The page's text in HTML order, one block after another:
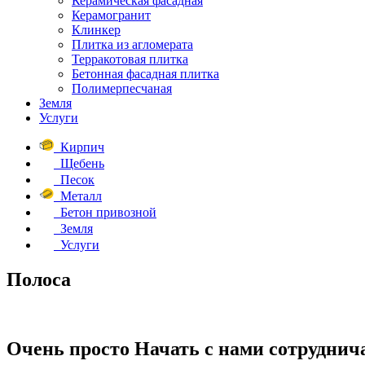
Керамогранит
Клинкер
Плитка из агломерата
Терракотовая плитка
Бетонная фасадная плитка
Полимерпесчаная
Земля
Услуги
Кирпич
Щебень
Песок
Металл
Бетон привозной
Земля
Услуги
Полоса
Очень просто Начать с нами